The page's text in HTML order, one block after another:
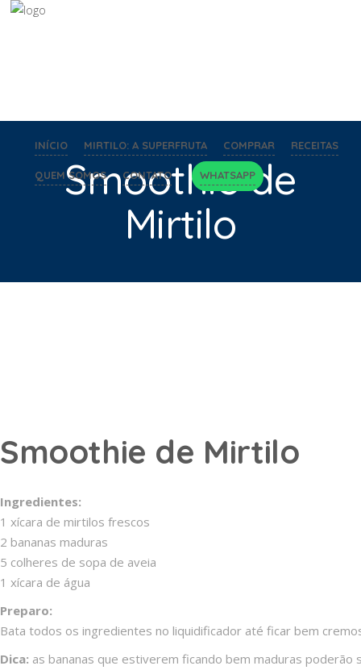
INÍCIO MIRTILO: A SUPERFRUTA COMPRAR RECEITAS
QUEM SOMOS CONTATO WHATSAPP
Smoothie de
Mirtilo
Smoothie de Mirtilo
Ingredientes:
1 xícara de mirtilos frescos
2 bananas maduras
5 colheres de sopa de aveia
1 xícara de água
Preparo:
Bata todos os ingredientes no liquidificador até ficar bem
Dica: as bananas que estiverem ficando bem maduras